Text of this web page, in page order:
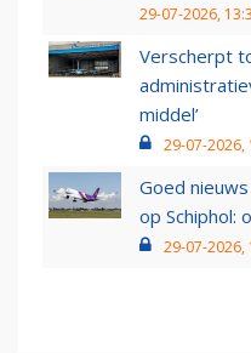
29-07-2026,
Verscherpt
middel’
29-07-2026,
Goed
op Schiphol:
29-07-2026,